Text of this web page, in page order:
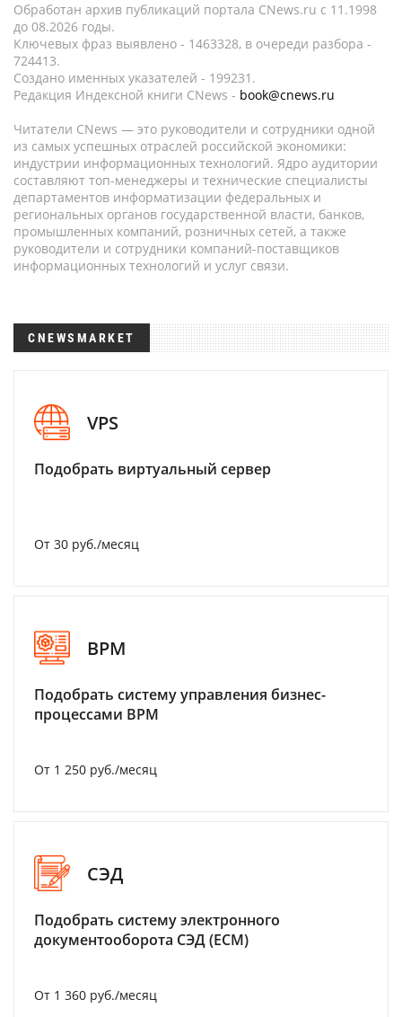
Обработан архив публикаций портала CNews.ru c 11.1998
до 08.2026 годы.
Ключевых фраз выявлено - 1463328, в очереди разбора -
724413.
Создано именных указателей - 199231.
Редакция Индексной книги CNews - book@cnews.ru
Читатели CNews — это руководители и сотрудники одной
из самых успешных отраслей российской экономики:
индустрии информационных технологий. Ядро аудитории
составляют топ-менеджеры и технические специалисты
департаментов информатизации федеральных и
региональных органов государственной власти, банков,
промышленных компаний, розничных сетей, а также
руководители и сотрудники компаний-поставщиков
информационных технологий и услуг связи.
CNEWSMARKET
VPS
Подобрать виртуальный сервер
От 30 руб./месяц
BPM
Подобрать систему управления бизнес-
процессами BPM
От 1 250 руб./месяц
СЭД
Подобрать систему электронного
документооборота СЭД (ECM)
От 1 360 руб./месяц